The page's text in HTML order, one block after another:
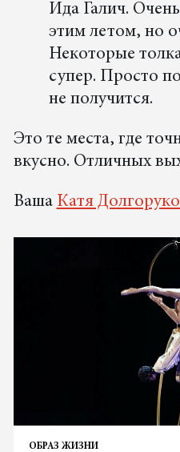
Ида Галич.
этим летом, но
Некоторые
супер. Просто
не получится.
Это те места, где
вкусно. Отличных
Ваша Катя
ОБРАЗ ЖИЗНИ